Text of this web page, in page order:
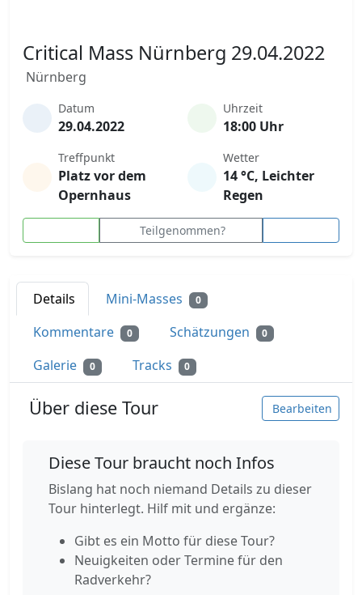
Critical Mass Nürnberg 29.04.2022
Nürnberg
Datum
29.04.2022
Uhrzeit
18:00 Uhr
Treffpunkt
Platz vor dem
Opernhaus
Wetter
14 °C, Leichter
Regen
Teilgenommen?
Details Mini-Masses 0
Kommentare 0 Schätzungen 0
Galerie 0 Tracks 0
Über diese Tour Bearbeiten
Diese Tour braucht noch Infos
Bislang hat noch niemand Details zu dieser
Tour hinterlegt. Hilf mit und ergänze:
Gibt es ein Motto für diese Tour?
Neuigkeiten oder Termine für den
Radverkehr?